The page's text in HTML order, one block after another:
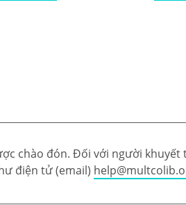
chào đón. Đối với người khuyết
điện tử (email)